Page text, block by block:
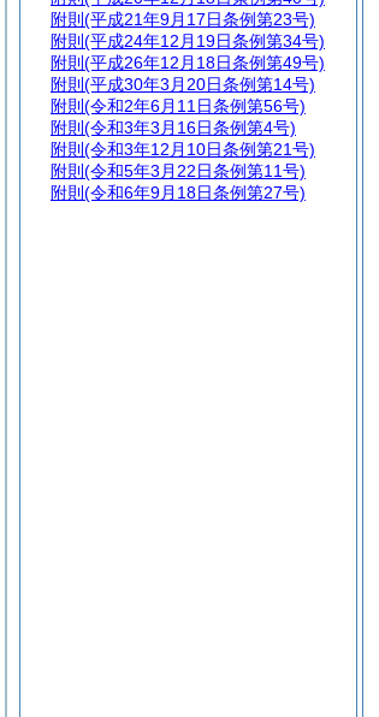
附則 (平成21年9月17日条例第23号)
附則 (平成24年12月19日条例第34号)
附則 (平成26年12月18日条例第49号)
附則 (平成30年3月20日条例第14号)
附則 (令和2年6月11日条例第56号)
附則 (令和3年3月16日条例第4号)
附則 (令和3年12月10日条例第21号)
附則 (令和5年3月22日条例第11号)
附則 (令和6年9月18日条例第27号)